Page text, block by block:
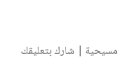
| شارك بتعليقك